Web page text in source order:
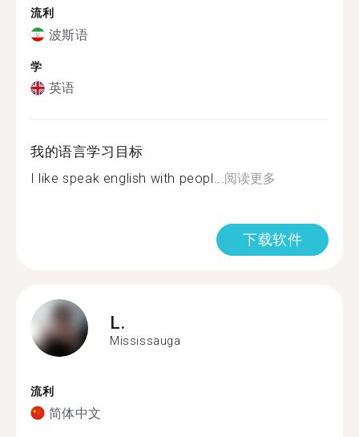
流利
波斯语
学
英语
我的语言学习目标
I like speak english with peopl...阅读更多
下载软件
L.
Mississauga
流利
简体中文